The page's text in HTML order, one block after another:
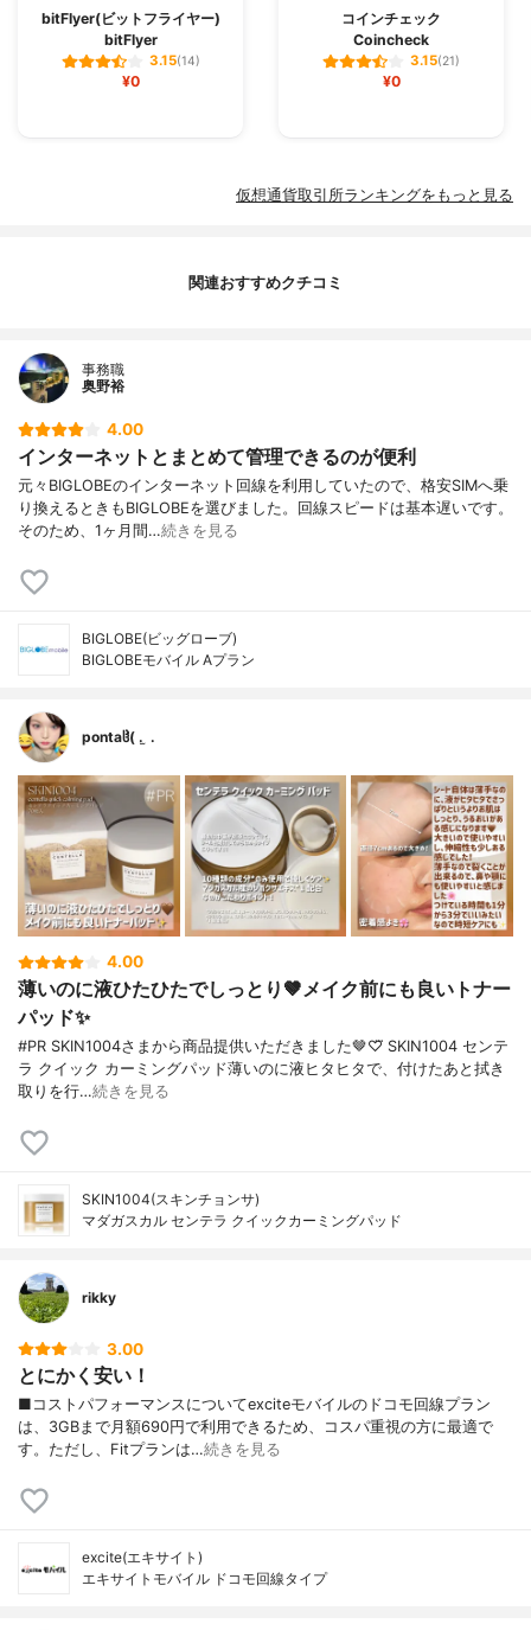
bitFlyer(ビットフライヤー)
bitFlyer
3.15(14)
¥0
コインチェック
Coincheck
3.15(21)
¥0
仮想通貨取引所ランキングをもっと見る
関連おすすめクチコミ
事務職
奥野裕
4.00
インターネットとまとめて管理できるのが便利
元々BIGLOBEのインターネット回線を利用していたので、格安SIMへ乗
り換えるときもBIGLOBEを選びました。回線スピードは基本遅いです。
そのため、1ヶ月間…続きを見る
BIGLOBE(ビッグローブ)
BIGLOBEモバイル Aプラン
pontaჱ̒( . ̫ .
4.00
薄いのに液ひたひたでしっとり🤎メイク前にも良いトナー
パッド✨️
#PR SKIN1004さまから商品提供いただきました🤎♡⃛ SKIN1004 センテ
ラ クイック カーミングパッド薄いのに液ヒタヒタで、付けたあと拭き
取りを行…続きを見る
SKIN1004(スキンチョンサ)
マダガスカル センテラ クイックカーミングパッド
rikky
3.00
とにかく安い！
■コストパフォーマンスについてexciteモバイルのドコモ回線プラン
は、3GBまで月額690円で利用できるため、コスパ重視の方に最適で
す。ただし、Fitプランは…続きを見る
excite(エキサイト)
エキサイトモバイル ドコモ回線タイプ